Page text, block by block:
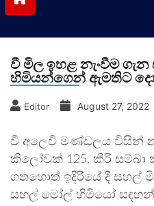
වී මිල ඉහළ නැංවීම
හිමියන්ගෙන් ඇමතිට
Editor August 27, 2022
වී අලෙවි මණ්ඩලය විසින්
කිලෝවක් 125, කීරි සම්බා
ගතහොත් ඉදිරියේ දී සහල්
සහල් මෝල් හිමියෝ සඳහන්